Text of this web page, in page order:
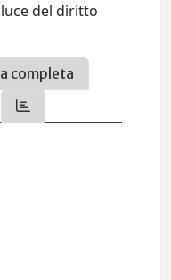
del diritto
completa